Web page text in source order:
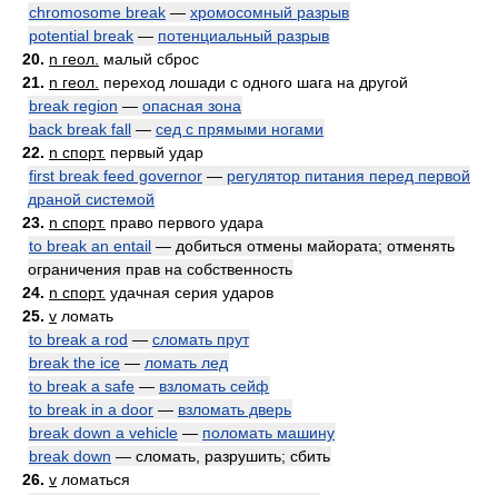
chromosome break — хромосомный разрыв
potential break — потенциальный разрыв
20. n геол. малый сброс
21. n геол. переход лошади с одного шага на другой
break region — опасная зона
back break fall — сед с прямыми ногами
22. n спорт. первый удар
first break feed governor — регулятор питания перед первой
драной системой
23. n спорт. право первого удара
to break an entail — добиться отмены майората; отменять
ограничения прав на собственность
24. n спорт. удачная серия ударов
25. v ломать
to break a rod — сломать прут
break the ice — ломать лед
to break a safe — взломать сейф
to break in a door — взломать дверь
break down a vehicle — поломать машину
break down — сломать, разрушить; сбить
26. v ломаться